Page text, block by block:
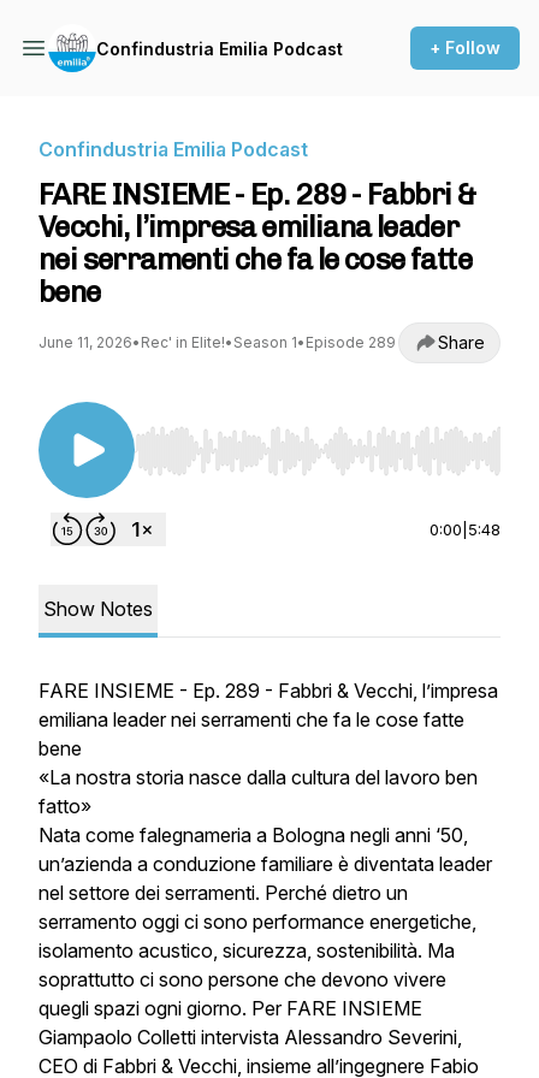
Confindustria Emilia Podcast + Follow
Confindustria Emilia Podcast
FARE INSIEME - Ep. 289 - Fabbri &
Vecchi, l’impresa emiliana leader
nei serramenti che fa le cose fatte
bene
June 11, 2026• Rec' in Elite!• Season 1• Episode 289 Share
Use Left/Right to seek, Home/End to jump to
0:00 5:48
Show Notes
FARE INSIEME - Ep. 289 - Fabbri & Vecchi, l’impresa
emiliana leader nei serramenti che fa le cose fatte
bene
«La nostra storia nasce dalla cultura del lavoro ben
fatto»
Nata come falegnameria a Bologna negli anni ‘50,
un’azienda a conduzione familiare è diventata leader
nel settore dei serramenti. Perché dietro un
serramento oggi ci sono performance energetiche,
isolamento acustico, sicurezza, sostenibilità. Ma
soprattutto ci sono persone che devono vivere
quegli spazi ogni giorno. Per FARE INSIEME
Giampaolo Colletti intervista Alessandro Severini,
CEO di Fabbri & Vecchi, insieme all’ingegnere Fabio